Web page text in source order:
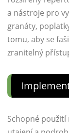
a nástroje pro
granáty,
tomu, aby se
zranitelný
Schopné použití